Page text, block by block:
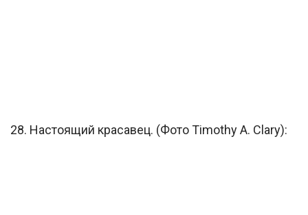
28. Настоящий красавец. (Фото Timothy A. Clary):